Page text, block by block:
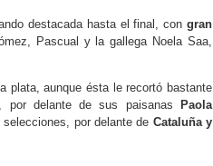
destacada hasta el final, con gran
Pascual y la gallega Noela Saa,
plata, aunque ésta le recortó bastante
por delante de sus paisanas
Paola
por delante de Cataluña y